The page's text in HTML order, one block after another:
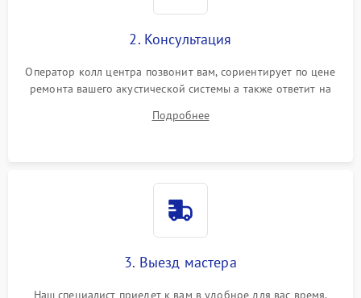
2. Консультация
Оператор колл центра позвонит вам, сориентирует по цене
ремонта вашего акустической системы а также ответит на
Подробнее
3. Выезд мастера
Наш специалист приедет к вам в удобное для вас время.